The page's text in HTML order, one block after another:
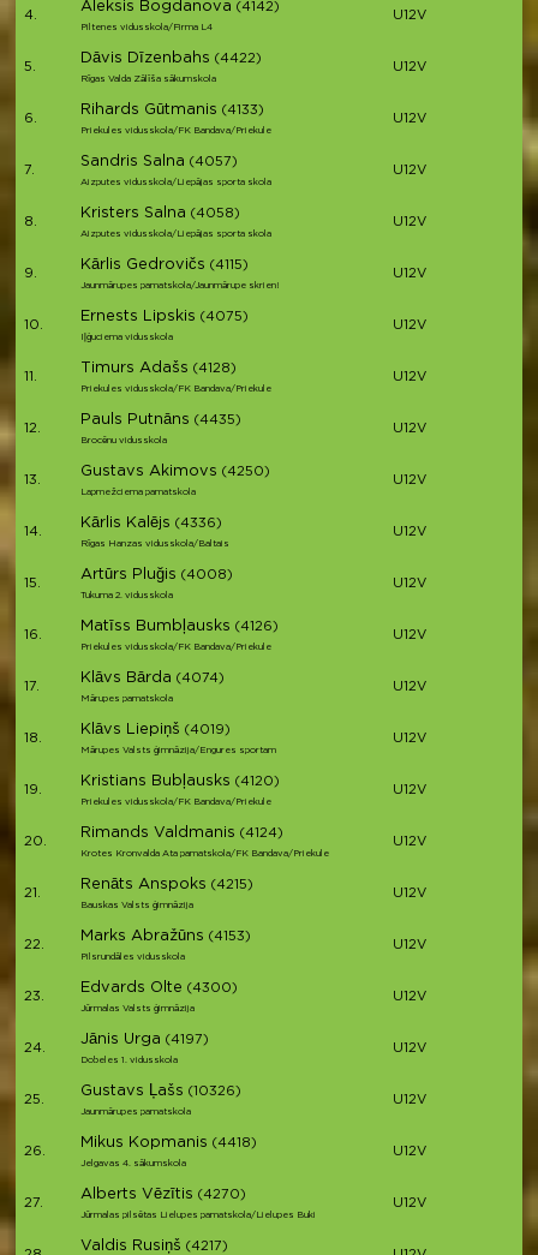
4.
Aleksis Bogdanova (4142)
Piltenes vidusskola/Firma L4
U12V
5.
Dāvis Dīzenbahs (4422)
Rīgas Valda Zālīša sākumskola
U12V
6.
Rihards Gūtmanis (4133)
Priekules vidusskola/FK Bandava/Priekule
U12V
7.
Sandris Salna (4057)
Aizputes vidusskola/Liepājas sporta skola
U12V
8.
Kristers Salna (4058)
Aizputes vidusskola/Liepājas sporta skola
U12V
9.
Kārlis Gedrovičs (4115)
Jaunmārupes pamatskola/Jaunmārupe skrien!
U12V
10.
Ernests Lipskis (4075)
Iļģuciema vidusskola
U12V
11.
Timurs Adašs (4128)
Priekules vidusskola/FK Bandava/Priekule
U12V
12.
Pauls Putnāns (4435)
Brocēnu vidusskola
U12V
13.
Gustavs Akimovs (4250)
Lapmežciema pamatskola
U12V
14.
Kārlis Kalējs (4336)
Rīgas Hanzas vidusskola/Baltais
U12V
15.
Artūrs Pluğis (4008)
Tukuma 2. vidusskola
U12V
16.
Matīss Bumbļausks (4126)
Priekules vidusskola/FK Bandava/Priekule
U12V
17.
Klāvs Bārda (4074)
Mārupes pamatskola
U12V
18.
Klāvs Liepiņš (4019)
Mārupes Valsts ģimnāzija/Engures sportam
U12V
19.
Kristians Bubļausks (4120)
Priekules vidusskola/FK Bandava/Priekule
U12V
20.
Rimands Valdmanis (4124)
Krotes Kronvalda Ata pamatskola/FK Bandava/Priekule
U12V
21.
Renāts Anspoks (4215)
Bauskas Valsts ģimnāzija
U12V
22.
Marks Abražūns (4153)
Pilsrundāles vidusskola
U12V
23.
Edvards Olte (4300)
Jūrmalas Valsts ģimnāzija
U12V
24.
Jānis Urga (4197)
Dobeles 1. vidusskola
U12V
25.
Gustavs Ļašs (10326)
Jaunmārupes pamatskola
U12V
26.
Mikus Kopmanis (4418)
Jelgavas 4. sākumskola
U12V
27.
Alberts Vēzītis (4270)
Jūrmalas pilsētas Lielupes pamatskola/Lielupes Buki
U12V
Valdis Rusiņš (4217)